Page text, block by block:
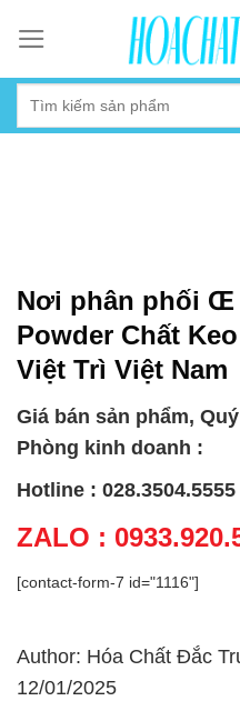
content
Nơi phân phối Œ
Powder Chất
Việt Trì Việt Nam
Giá bán sản phẩm,
Phòng kinh doanh :
Hotline :
ZALO :
[contact-form-7 id="1116"]
Author: Hóa Chất Đắc
12/01/2025